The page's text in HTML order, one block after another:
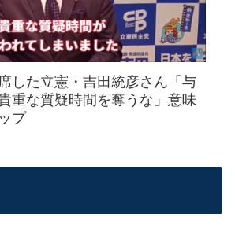
した立憲・吉田統彦さん「与
重な質疑時間を奪うな」意味
プ